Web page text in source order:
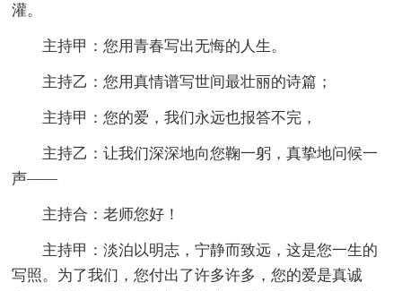
灌。
主持甲：您用青春写出无悔的人生。
主持乙：您用真情谱写世间最壮丽的诗篇；
主持甲：您的爱，我们永远也报答不完，
主持乙：让我们深深地向您鞠一躬，真挚地问候一
声——
主持合：老师您好！
主持甲：淡泊以明志，宁静而致远，这是您一生的
写照。为了我们，您付出了许多许多，您的爱是真诚